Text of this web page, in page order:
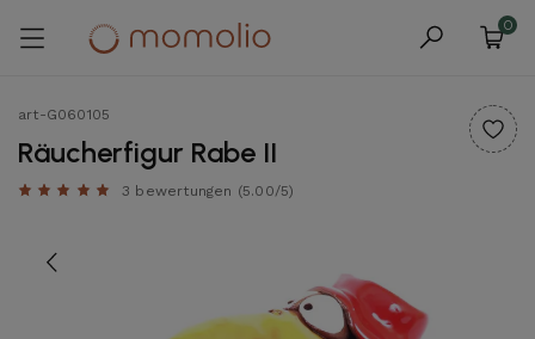
0
art-G060105
Räucherfigur Rabe II
3 bewertungen (5.00/5)